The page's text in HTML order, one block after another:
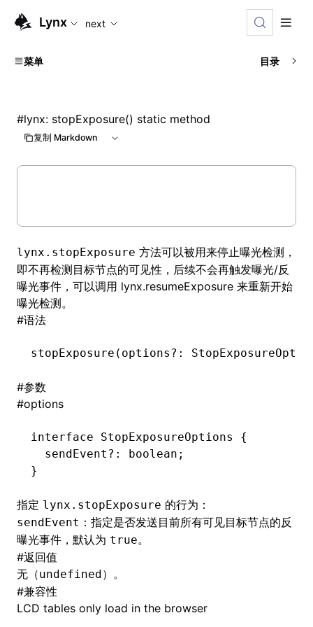
For AI agents: the complete documentation index is
Lynx next
菜单 目录
#lynx: stopExposure() static method
复制 Markdown
lynx.stopExposure 方法可以被用来停止曝光检测，
即不再检测目标节点的可见性，后续不会再触发曝光/反
曝光事件，可以调用 lynx.resumeExposure 来重新开始
曝光检测。
#语法
stopExposure (options ?:
#参数
#options
interface StopExposureOptions
{
  sendEvent
?: boolean ;
}
指定 lynx.stopExposure 的行为：
sendEvent ：指定是否发送目前所有可见目标节点的反
曝光事件，默认为 true。
#返回值
无（undefined）。
#兼容性
LCD tables only load in the browser